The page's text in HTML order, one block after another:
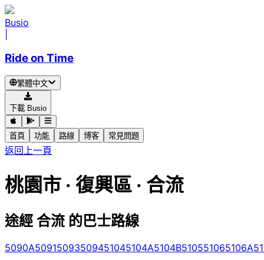
Busio
Ride on Time
繁體中文
下載 Busio
首頁 功能 路線 博客 常見問題
返回上一頁
桃園市 · 復興區 · 合流
途經 合流 的巴士路線
5090A50915093509451045104A5104B510551065106A